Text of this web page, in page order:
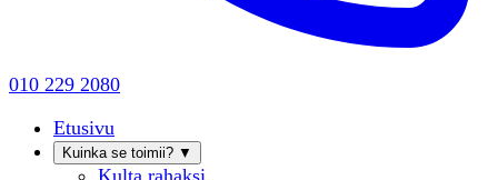
010 229 2080
Etusivu
Kuinka se toimii? ▼
Kulta rahaksi